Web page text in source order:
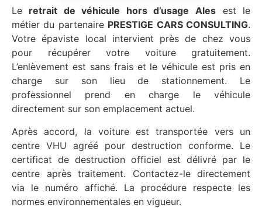
Le retrait de véhicule hors d’usage Ales est le
métier du partenaire PRESTIGE CARS CONSULTING.
Votre épaviste local intervient près de chez vous
pour récupérer votre voiture gratuitement.
L’enlèvement est sans frais et le véhicule est pris en
charge sur son lieu de stationnement. Le
professionnel prend en charge le véhicule
directement sur son emplacement actuel.
Après accord, la voiture est transportée vers un
centre VHU agréé pour destruction conforme. Le
certificat de destruction officiel est délivré par le
centre après traitement. Contactez-le directement
via le numéro affiché. La procédure respecte les
normes environnementales en vigueur.